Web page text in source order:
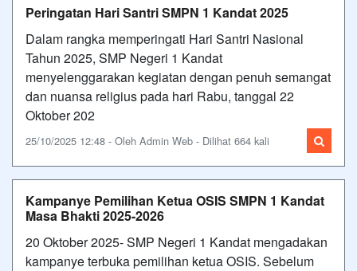
Peringatan Hari Santri SMPN 1 Kandat 2025
Dalam rangka memperingati Hari Santri Nasional
Tahun 2025, SMP Negeri 1 Kandat
menyelenggarakan kegiatan dengan penuh semangat
dan nuansa religius pada hari Rabu, tanggal 22
Oktober 202
25/10/2025 12:48 - Oleh Admin Web - Dilihat 664 kali
Kampanye Pemilihan Ketua OSIS SMPN 1 Kandat
Masa Bhakti 2025-2026
20 Oktober 2025- SMP Negeri 1 Kandat mengadakan
kampanye terbuka pemilihan ketua OSIS. Sebelum